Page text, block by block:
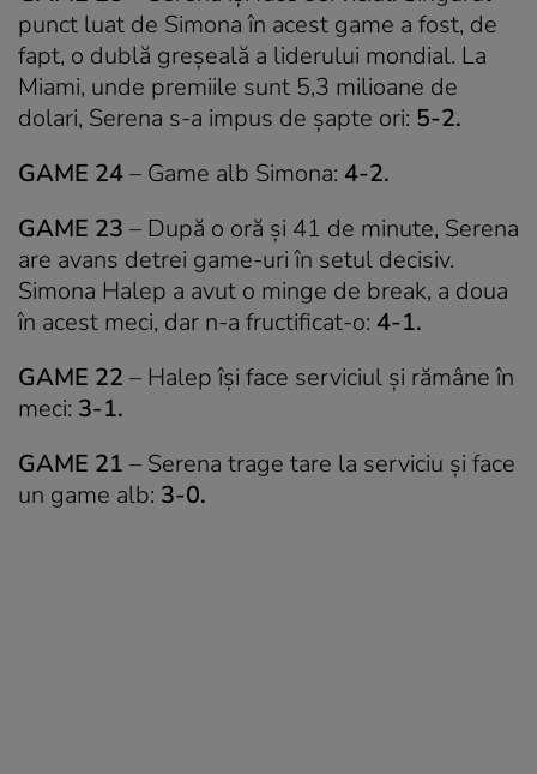
punct luat de Simona în acest game a fost, de
fapt, o dublă greșeală a liderului mondial. La
Miami, unde premiile sunt 5,3 milioane de
dolari, Serena s-a impus de șapte ori: 5-2.
GAME 24– Game alb Simona: 4-2.
GAME 23 – După o oră și 41 de minute, Serena
are avans detrei game-uri în setul decisiv.
Simona Halep a avut o minge de break, a doua
în acest meci, dar n-a fructificat-o: 4-1.
GAME 22 – Halep își face serviciul și rămâne în
meci: 3-1.
GAME 21 – Serena trage tare la serviciu și face
un game alb: 3-0.